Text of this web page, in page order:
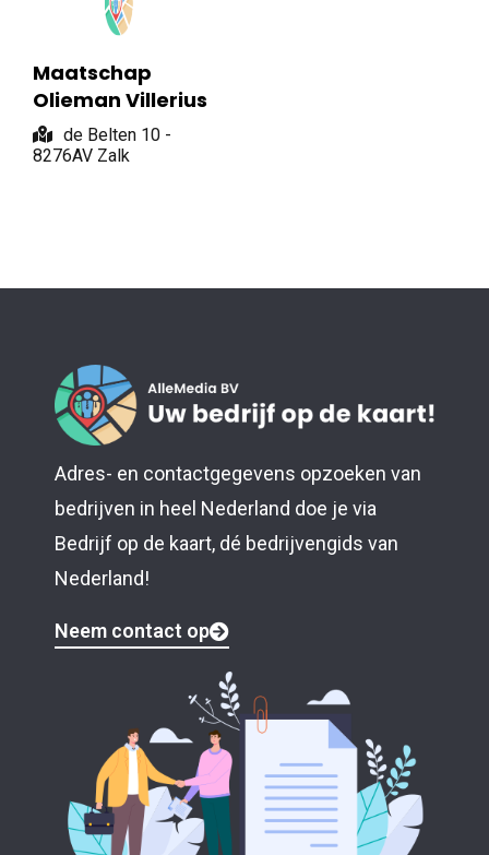
Maatschap
Olieman Villerius
de Belten 10 -
8276AV Zalk
Adres- en contactgegevens opzoeken van
bedrijven in heel Nederland doe je via
Bedrijf op de kaart, dé bedrijvengids van
Nederland!
Neem contact op